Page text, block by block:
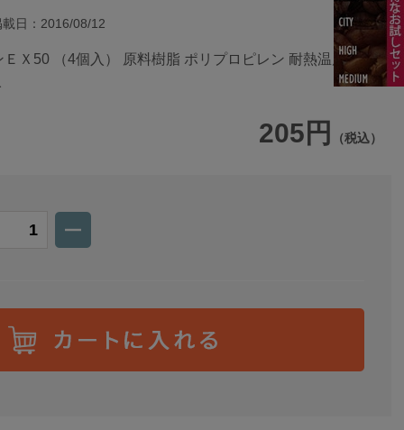
載日：2016/08/12
Ｘ50 （4個入） 原料樹脂 ポリプロピレン 耐熱温度 120℃
205円 （税込）